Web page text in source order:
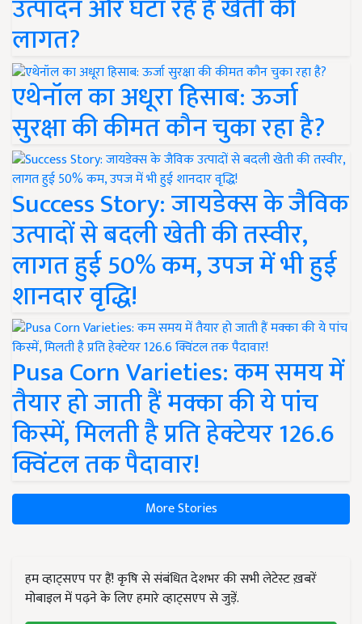
उत्पादन और घटा रहे हैं खेती की
लागत?
एथेनॉल का अधूरा हिसाब: ऊर्जा
सुरक्षा की कीमत कौन चुका रहा है?
Success Story: जायडेक्स के जैविक
उत्पादों से बदली खेती की तस्वीर,
लागत हुई 50% कम, उपज में भी हुई
शानदार वृद्धि!
Pusa Corn Varieties: कम समय में
तैयार हो जाती हैं मक्का की ये पांच
किस्में, मिलती है प्रति हेक्टेयर 126.6
क्विंटल तक पैदावार!
More Stories
हम व्हाट्सएप पर हैं! कृषि से संबंधित देशभर की सभी लेटेस्ट ख़बरें
मोबाइल में पढ़ने के लिए हमारे व्हाट्सएप से जुड़ें.